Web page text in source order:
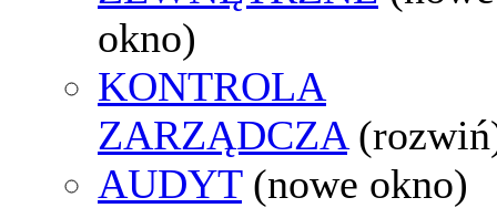
okno)
KONTROLA
ZARZĄDCZA
AUDYT (nowe okno)